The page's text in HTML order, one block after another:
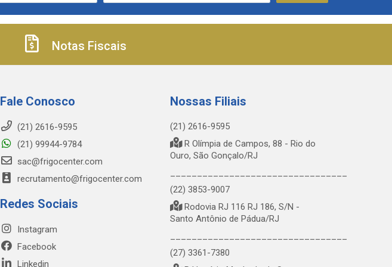
Notas Fiscais
Fale Conosco
(21) 2616-9595
(21) 99944-9784
sac@frigocenter.com
recrutamento@frigocenter.com
Redes Sociais
Instagram
Facebook
Linkedin
Nossas Filiais
(21) 2616-9595
R Olímpia de Campos, 88 - Rio do
Ouro, São Gonçalo/RJ
(22) 3853-9007
Rodovia RJ 116 RJ 186, S/N -
Santo Antônio de Pádua/RJ
(27) 3361-7380